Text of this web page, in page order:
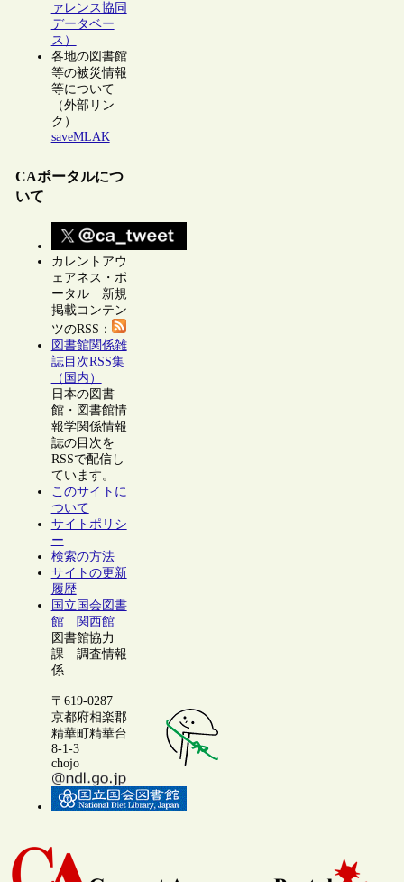
ァレンス協同
データベー
ス）
各地の図書館
等の被災情報
等について
（外部リン
ク）
saveMLAK
CAポータルにつ
いて
カレントアウ
ェアネス・ポ
ータル 新規
掲載コンテン
ツのRSS：
図書館関係雑
誌目次RSS集
（国内）
日本の図書
館・図書館情
報学関係情報
誌の目次を
RSSで配信し
ています。
このサイトに
ついて
サイトポリシ
ー
検索の方法
サイトの更新
履歴
国立国会図書
館 関西館
図書館協力
課 調査情報
係
〒619-0287
京都府相楽郡
精華町精華台
8-1-3
chojo